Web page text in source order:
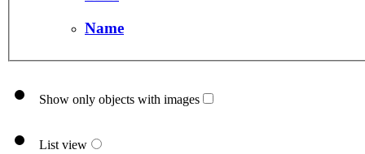
Name
Show only objects with images
List view